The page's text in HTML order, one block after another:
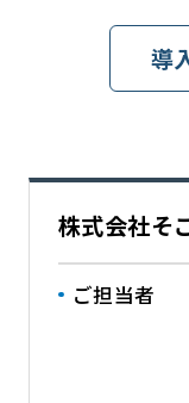
導
株式会社そ
ご担当者